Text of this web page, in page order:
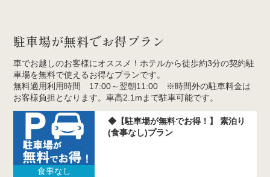
駐車場が無料でお得プラン
車でお越しのお客様にオススメ！ホテルから徒歩約3分の契約駐
車場を無料で使えるお得なプランです。
無料適用利用時間 17:00～翌朝11:00 ※時間外の駐車料金は
お客様負担となります。車高2.1mまで駐車可能です。
食事なし
◆【駐車場が無料でお得！】 素泊り
(食事なし)プラン